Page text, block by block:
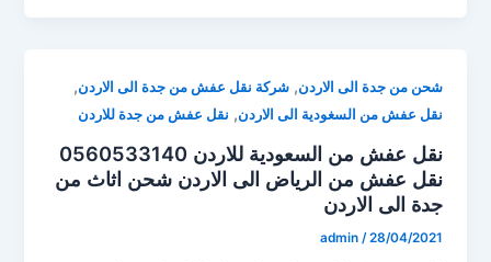
شحن من جدة الى الاردن,شركة نقل عفش من جدة الى الاردن,
نقل عفش من السغودية الى الاردن, نقل عفش من جدة للاردن
نقل عفش من السعودية للاردن 0560533140
نقل عفش من الرياض الى الاردن شحن اثاث من
جدة الى الاردن
admin /28/04/2021